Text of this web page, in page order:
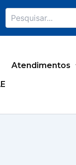
Atendimentos